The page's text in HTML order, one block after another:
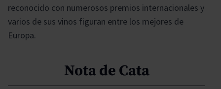
reconocido con numerosos premios internacionales y
varios de sus vinos figuran entre los mejores de
Europa.
Nota de Cata